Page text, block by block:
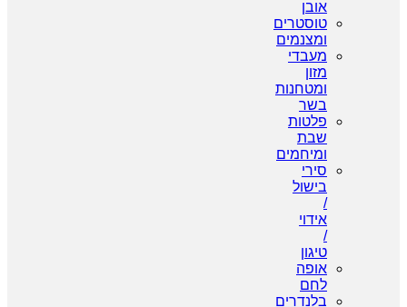
אובן
טוסטרים
ומצנמים
מעבדי
מזון
ומטחנות
בשר
פלטות
שבת
ומיחמים
סירי
בישול
/
אידוי
/
טיגון
אופה
לחם
בלנדרים